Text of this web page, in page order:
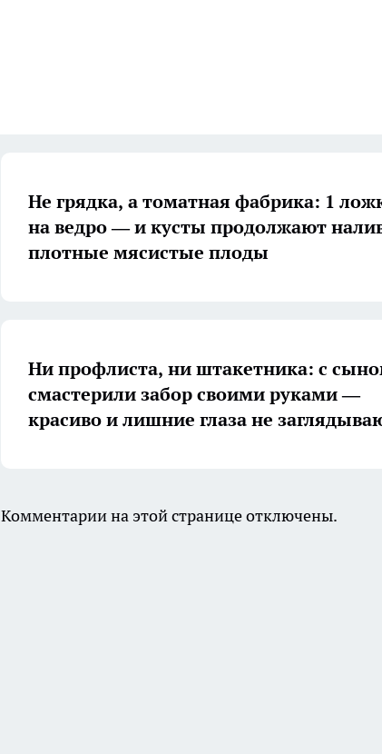
Не грядка, а томатная фабрика: 1
на ведро — и кусты продолжают
плотные мясистые плоды
Ни профлиста, ни штакетника: с
смастерили забор своими руками —
красиво и лишние глаза не
Комментарии на этой странице отключены.